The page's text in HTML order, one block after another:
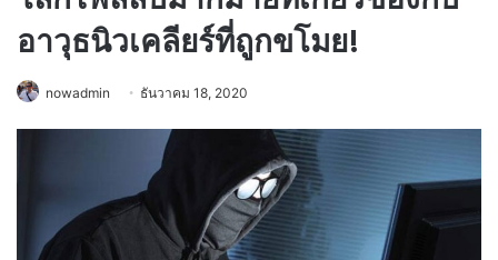
อาวุธนิวเคลียร์ที่ถูกขโมย!
nowadmin ธันวาคม 18, 2020